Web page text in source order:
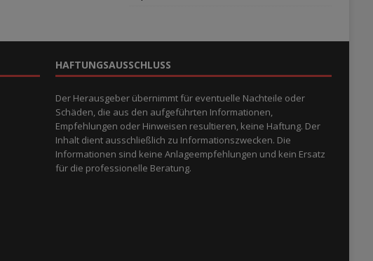
HAFTUNGSAUSSCHLUSS
Der Herausgeber übernimmt für eventuelle Nachteile oder
Schäden, die aus den aufgeführten Informationen,
Empfehlungen oder Hinweisen resultieren, keine Haftung. Der
Inhalt dient ausschließlich zu Informationszwecken. Die
Informationen sind keine Anlageempfehlungen und kein Ersatz
für die professionelle Beratung.